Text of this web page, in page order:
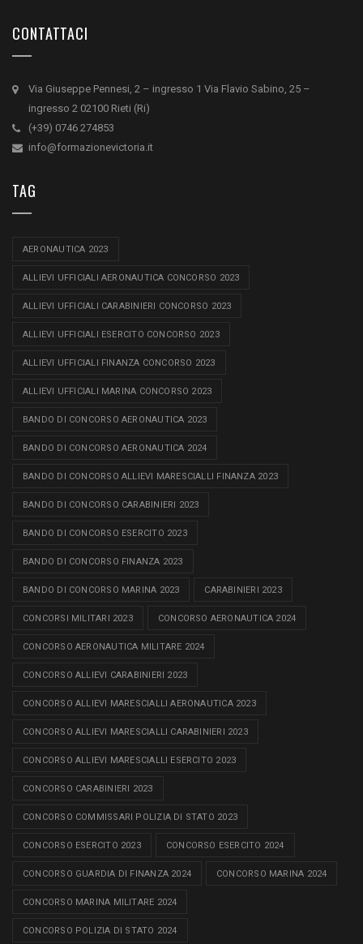
CONTATTACI
Via Giuseppe Pennesi, 2 – ingresso 1 Via Flavio Sabino, 25 –
ingresso 2 02100 Rieti (Ri)
(+39) 0746 274853
info@formazionevictoria.it
TAG
AERONAUTICA 2023
ALLIEVI UFFICIALI AERONAUTICA CONCORSO 2023
ALLIEVI UFFICIALI CARABINIERI CONCORSO 2023
ALLIEVI UFFICIALI ESERCITO CONCORSO 2023
ALLIEVI UFFICIALI FINANZA CONCORSO 2023
ALLIEVI UFFICIALI MARINA CONCORSO 2023
BANDO DI CONCORSO AERONAUTICA 2023
BANDO DI CONCORSO AERONAUTICA 2024
BANDO DI CONCORSO ALLIEVI MARESCIALLI FINANZA 2023
BANDO DI CONCORSO CARABINIERI 2023
BANDO DI CONCORSO ESERCITO 2023
BANDO DI CONCORSO FINANZA 2023
BANDO DI CONCORSO MARINA 2023 CARABINIERI 2023
CONCORSI MILITARI 2023 CONCORSO AERONAUTICA 2024
CONCORSO AERONAUTICA MILITARE 2024
CONCORSO ALLIEVI CARABINIERI 2023
CONCORSO ALLIEVI MARESCIALLI AERONAUTICA 2023
CONCORSO ALLIEVI MARESCIALLI CARABINIERI 2023
CONCORSO ALLIEVI MARESCIALLI ESERCITO 2023
CONCORSO CARABINIERI 2023
CONCORSO COMMISSARI POLIZIA DI STATO 2023
CONCORSO ESERCITO 2023 CONCORSO ESERCITO 2024
CONCORSO GUARDIA DI FINANZA 2024 CONCORSO MARINA 2024
CONCORSO MARINA MILITARE 2024
CONCORSO POLIZIA DI STATO 2024